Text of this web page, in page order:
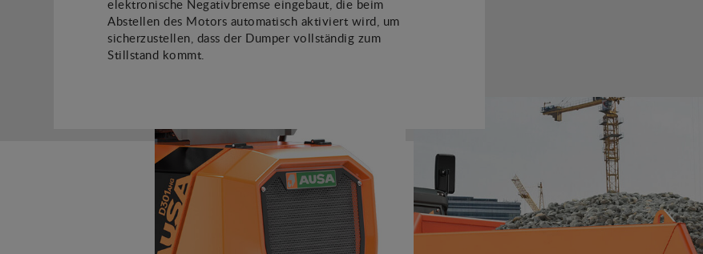
elektronische Negativbremse eingebaut, die beim
Abstellen des Motors automatisch aktiviert wird, um
sicherzustellen, dass der Dumper vollständig zum
Stillstand kommt.